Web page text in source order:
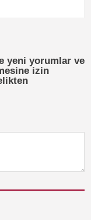
yeni yorumlar ve
izin